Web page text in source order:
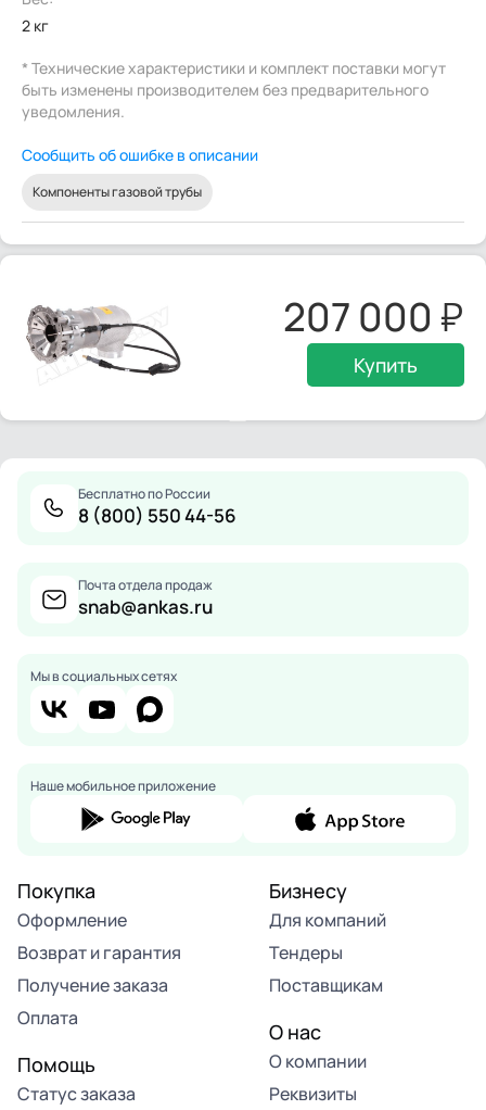
2 кг
* Технические характеристики и комплект поставки могут
быть изменены производителем без предварительного
уведомления.
Сообщить об ошибке в описании
Компоненты газовой трубы
207 000
Купить
Бесплатно по России
8 (800) 550 44-56
Почта отдела продаж
snab@ankas.ru
Мы в социальных сетях
Наше мобильное приложение
Покупка
Оформление
Возврат и гарантия
Получение заказа
Оплата
Помощь
Статус заказа
Бизнесу
Для компаний
Тендеры
Поставщикам
О нас
О компании
Реквизиты